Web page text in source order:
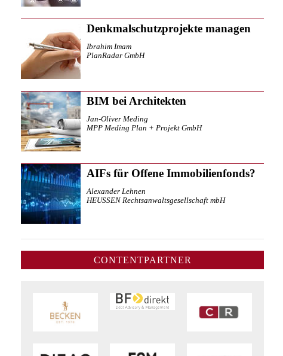
Denkmalschutzprojekte managen
Ibrahim Imam
PlanRadar GmbH
BIM bei Architekten
Jan-Oliver Meding
MPP Meding Plan + Projekt GmbH
AIFs für Offene Immobilienfonds?
Alexander Lehnen
HEUSSEN Rechtsanwaltsgesellschaft mbH
CONTENTPARTNER